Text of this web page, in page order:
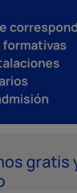
formativas
gratis